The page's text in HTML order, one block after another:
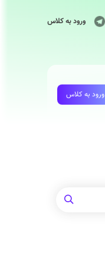
ورود به کلاس
ورود به کلاس